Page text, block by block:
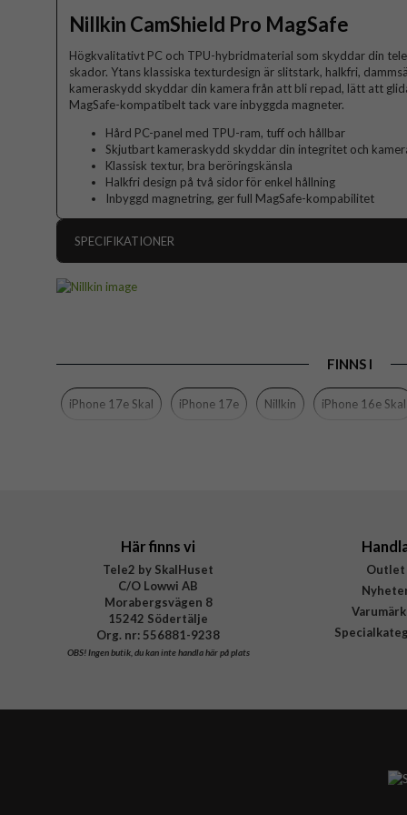
Nillkin CamShield Pro MagSafe
Högkvalitativt PC och TPU-hybridmaterial som skyddar din
skador. Ytans klassiska texturdesign är slitstark, halkfri,
kameraskydd skyddar din kamera från att bli repad, lätt att
MagSafe-kompatibelt tack vare inbyggda magneter.
Hård PC-panel med TPU-ram, tuff och hållbar
Skjutbart kameraskydd skyddar din integritet och
Klassisk textur, bra beröringskänsla
Halkfri design på två sidor för enkel hållning
Inbyggd magnetring, ger full MagSafe-kompabilitet
SPECIFIKATIONER
Egenskaper
Färg
FINNS I
iPhone 17e Skal iPhone 17e Nillkin iPhone 16e Skal
Här finns vi
Tele2 by SkalHuset
C/O Lowwi AB
Morabergsvägen 8
15242 Södertälje
Org. nr: 556881-9238
OBS!Ingen butik, du kan inte handla här på plats
Outlet